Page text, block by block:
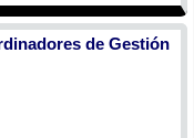
de Gestión